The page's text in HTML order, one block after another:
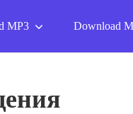
MP3 Download